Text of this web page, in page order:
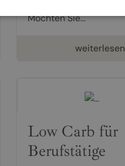
Möchten Sie...
weiterlesen
Low Carb für
Berufstätige